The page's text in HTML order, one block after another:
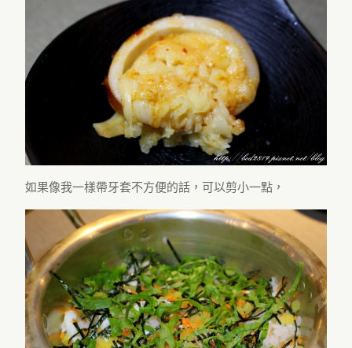
如果像我一樣帶牙套不方便的話，可以剪小一點，